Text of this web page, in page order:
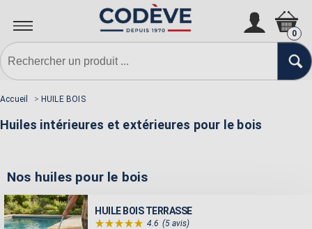
0
Accueil > HUILE BOIS
Huiles intérieures et extérieures pour le bois
Nos huiles pour le bois
HUILE BOIS TERRASSE
4.6 (5 avis)